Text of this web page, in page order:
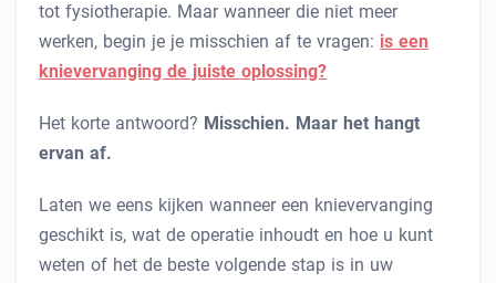
tot fysiotherapie. Maar wanneer die niet meer
werken, begin je je misschien af ​​te vragen: is een
knievervanging de juiste oplossing?
Het korte antwoord? Misschien. Maar het hangt
ervan af.
Laten we eens kijken wanneer een knievervanging
geschikt is, wat de operatie inhoudt en hoe u kunt
weten of het de beste volgende stap is in uw